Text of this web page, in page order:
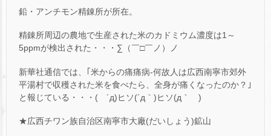
鉛・アンチモン精錬所が所在。
精錬所周辺の農地で生産された米のカドミウム濃度は1～
5ppmが検出された・・・∑（￣□￣ノ）ノ
新華社通信では、｢米からの痛痛病-何故人は広西南寧市郊外
平湯村で収穫された米を食べたら、全身が痛くなったのか？｣
と報じている・・・( ´д)ヒソ(´д｀)ヒソ(д｀ )
★広西チワン族自治区南寧市大廠(だいしょう)鉱山